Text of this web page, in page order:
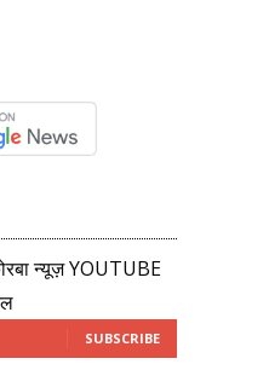
न्यूज़ YOUTUBE
SUBSCRIBE